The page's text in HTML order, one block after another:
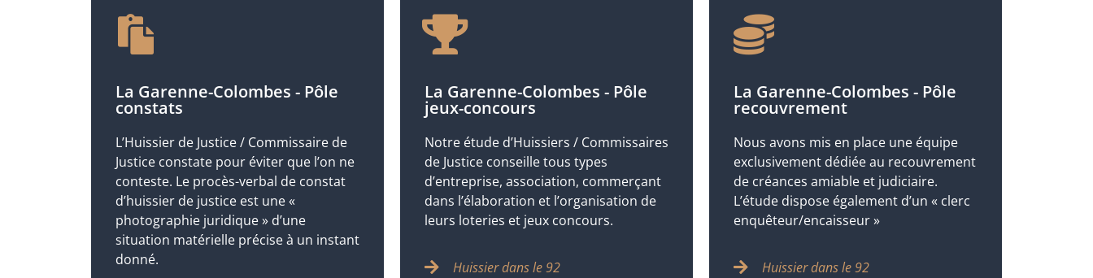
La Garenne-Colombes - Pôle
constats
L’Huissier de Justice / Commissaire de
Justice constate pour éviter que l’on ne
conteste. Le procès-verbal de constat
d’huissier de justice est une «
photographie juridique » d’une
situation matérielle précise à un instant
donné.
La Garenne-Colombes - Pôle
jeux-concours
Notre étude d’Huissiers / Commissaires
de Justice conseille tous types
d’entreprise, association, commerçant
dans l’élaboration et l’organisation de
leurs loteries et jeux concours.
Huissier dans le 92
La Garenne-Colombes - Pôle
recouvrement
Nous avons mis en place une équipe
exclusivement dédiée au recouvrement
de créances amiable et judiciaire.
L’étude dispose également d’un « clerc
enquêteur/encaisseur »
Huissier dans le 92